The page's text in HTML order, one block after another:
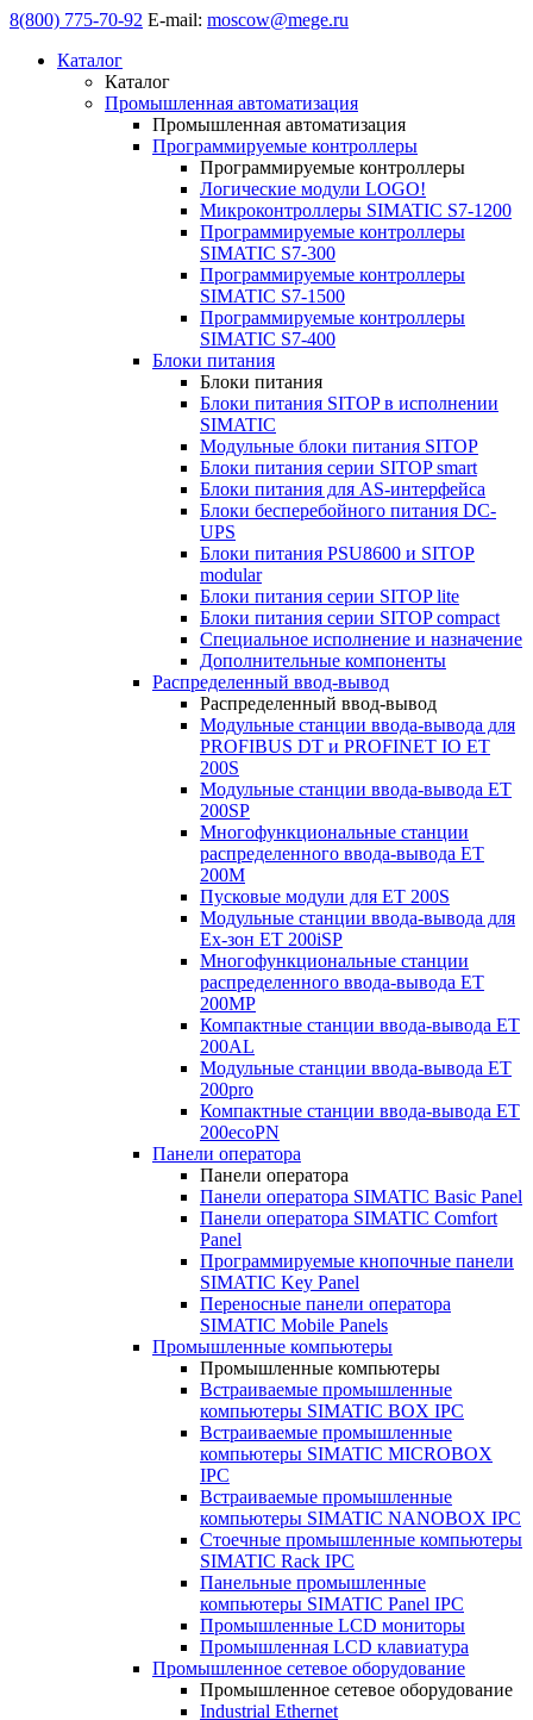
8(800) 775-70-92 E-mail: moscow@mege.ru
Каталог
Каталог
Промышленная автоматизация
Промышленная автоматизация
Программируемые контроллеры
Программируемые контроллеры
Логические модули LOGO!
Микроконтроллеры SIMATIC S7-1200
Программируемые контроллеры
SIMATIC S7-300
Программируемые контроллеры
SIMATIC S7-1500
Программируемые контроллеры
SIMATIC S7-400
Блоки питания
Блоки питания
Блоки питания SITOP в исполнении
SIMATIC
Модульные блоки питания SITOP
Блоки питания серии SITOP smart
Блоки питания для AS-интерфейса
Блоки бесперебойного питания DC-
UPS
Блоки питания PSU8600 и SITOP
modular
Блоки питания серии SITOP lite
Блоки питания серии SITOP compact
Специальное исполнение и назначение
Дополнительные компоненты
Распределенный ввод-вывод
Распределенный ввод-вывод
Модульные станции ввода-вывода для
PROFIBUS DT и PROFINET IO ET
200S
Модульные станции ввода-вывода ET
200SP
Многофункциональные станции
распределенного ввода-вывода ET
200M
Пусковые модули для ET 200S
Модульные станции ввода-вывода для
Ex-зон ET 200iSP
Многофункциональные станции
распределенного ввода-вывода ET
200MP
Компактные станции ввода-вывода ET
200AL
Модульные станции ввода-вывода ET
200pro
Компактные станции ввода-вывода ET
200ecoPN
Панели оператора
Панели оператора
Панели оператора SIMATIC Basic Panel
Панели оператора SIMATIC Comfort
Panel
Программируемые кнопочные панели
SIMATIC Key Panel
Переносные панели оператора
SIMATIC Mobile Panels
Промышленные компьютеры
Промышленные компьютеры
Встраиваемые промышленные
компьютеры SIMATIC BOX IPC
Встраиваемые промышленные
компьютеры SIMATIC MICROBOX
IPC
Встраиваемые промышленные
компьютеры SIMATIC NANOBOX IPC
Стоечные промышленные компьютеры
SIMATIC Rack IPC
Панельные промышленные
компьютеры SIMATIC Panel IPC
Промышленные LCD мониторы
Промышленная LCD клавиатура
Промышленное сетевое оборудование
Промышленное сетевое оборудование
Industrial Ethernet